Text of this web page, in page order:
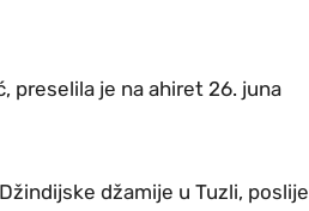
preselila je na ahiret 26. juna
džamije u Tuzli, poslije